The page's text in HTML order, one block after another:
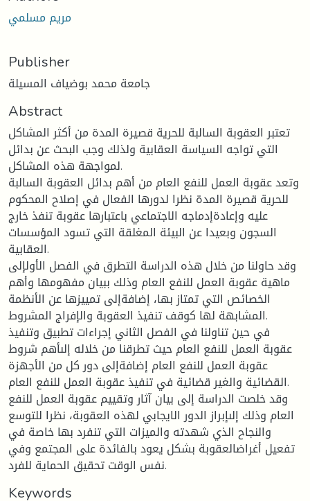
مريم مسلمي
Publisher
جامعة محمد بوضياف المسيلة
Abstract
تعتبر العقوبة السالبة للحرية قصيرة المدة من أكثر المشاكل
التي تواجه السياسة العقابية ولذلك وجب البحث عن بدائل
لمواجهة هذه المشاكل.
وتعد عقوبة العمل للنفع العام من أهم بدائل العقوبة السالبة
للحرية قصيرة المدة نظرا لدورها الفعال في إصلاح المحكوم
عليه وإعادةإدماجه الاجتماعي باعتبارها عقوبة تنفذ خارج
السجون وبعيدا عن البيئة المغلقة التي تسود المؤسسات
العقابية.
وقد حاولنا من خلال هذه الدراسة التطرق في الفصل الأولإلى
ماهية عقوبة العمل للنفع العام وذلك ببيان مفهومها وأهم
الخصائص التي تمتاز بها، إضافةإلى تمييزها عن الأنظمة
المشابهة لها كوقف تنفيذ العقوبة والإفراج المشروط.
في حين تناولنا في الفصل الثاني إجراءات تطبيق وتنفيذ
عقوبة العمل للنفع العام حيث تطرقنا من خلاله إلىأهم شروط
عقوبة العمل للنفع العام إضافةإلى دور كل من الأجهزة
القضائية والغير قضائية في تنفيذ عقوبة العمل للنفع العام.
وقد خلصت الدراسة إلى بيان آثار وتقييم عقوبة العمل للنفع
العام وذلك إلىإبراز الدور الايجابي لهذه العقوبة، نظرا للتوسع
والنجاح الذي شهدته والميزات التي تنفرد بها خاصة في
تفعيل أغراضالعقوبة بشكل يعود بالفائدة على المجتمع وفي
نفس الوقت تحقيق الحماية للفرد.
Keywords